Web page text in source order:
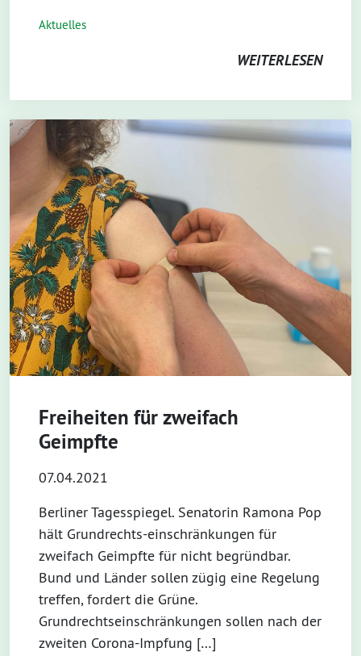
Aktuelles
WEITERLESEN
Freiheiten für zweifach
Geimpfte
07.04.2021
Berliner Tagesspiegel. Senatorin Ramona Pop
hält Grundrechts-einschränkungen für
zweifach Geimpfte für nicht begründbar.
Bund und Länder sollen zügig eine Regelung
treffen, fordert die Grüne.
Grundrechtseinschränkungen sollen nach der
zweiten Corona-Impfung […]